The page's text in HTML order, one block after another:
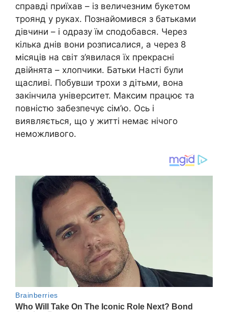
справді приїхав – із величезним букетом
троянд у руках. Познайомився з батьками
дівчини – і одразу їм сподобався. Через
кілька днів вони розписалися, а через 8
місяців на світ з’явилася їх прекрасні
двійнята – хлопчики. Батьки Насті були
щасливі. Побувши трохи з дітьми, вона
закінчила університет. Максим працює та
повністю забезпечує сім’ю. Ось і
виявляється, що у житті немає нічого
неможливого.